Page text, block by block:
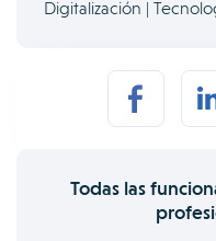
Digitalización |
Todas las